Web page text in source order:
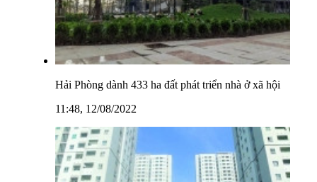
Hải Phòng dành 433 ha đất phát triển nhà ở xã hội
11:48, 12/08/2022